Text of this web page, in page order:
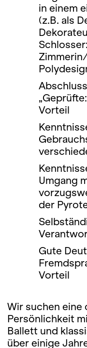
in einem
(z.B. als
Vorteil
Umgang
der
Gute
Vorteil
Wir suchen eine
Persönlichkeit
Ballett und
über einige